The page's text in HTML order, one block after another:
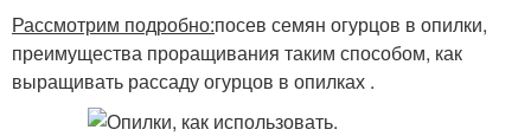
Рассмотрим подробно:посев семян огурцов в опилки,
преимущества проращивания таким способом, как
выращивать рассаду огурцов в опилках .